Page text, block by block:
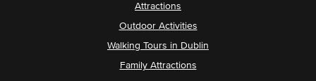
Attractions
Outdoor Activities
Walking Tours in Dublin
Family Attractions